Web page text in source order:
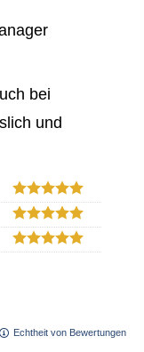
bei
und
Echtheit von Bewertungen